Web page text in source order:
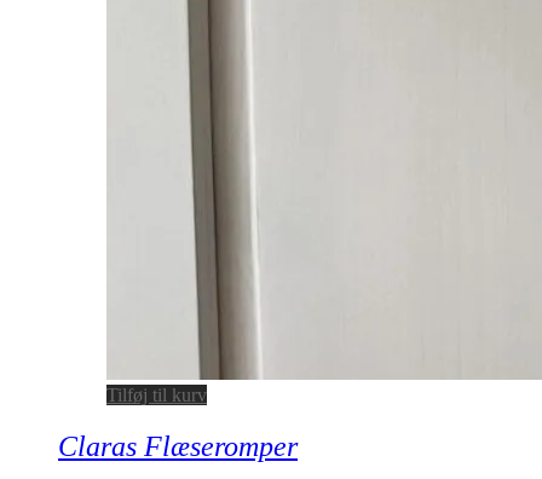
Tilføj til kurv
Claras Flæseromper